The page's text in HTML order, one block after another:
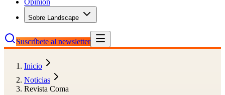
Opinión
Sobre Landscape
Suscríbete al newsletter
Inicio
Noticias
Revista Coma